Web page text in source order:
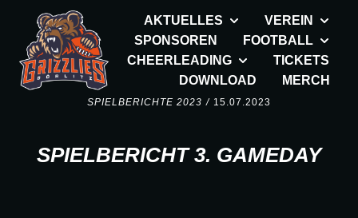
AKTUELLES
VEREIN
SPONSOREN
FOOTBALL
CHEERLEADING
TICKETS
DOWNLOAD
MERCH
SPIELBERICHTE 2023 / 15.07.2023
SPIELBERICHT 3. GAMEDAY